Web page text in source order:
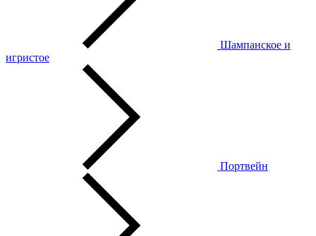
Шампанское и
игристое
Портвейн